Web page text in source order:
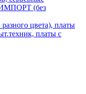
(без
цвета), платы
платы с